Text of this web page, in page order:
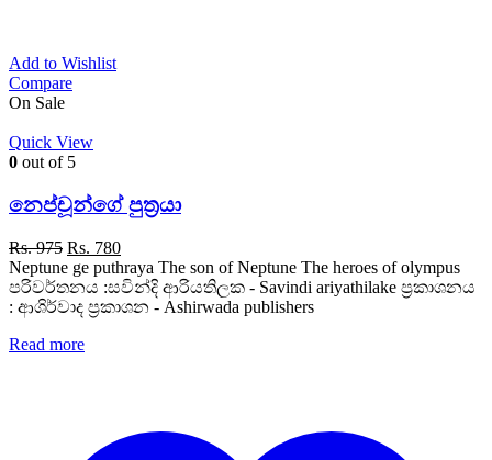
Add to Wishlist
Compare
On Sale
Quick View
0 out of 5
නෙප්චූන්ගේ පුත්‍රයා
Rs.975 Original
price
was:
Rs. 975.
Rs. 780Current
price
is:
Rs. 780.
Neptune ge puthraya The son of Neptune The heroes of olympus
පරිවර්තනය :සවින්දි ආරියතිලක - Savindi ariyathilake ප්‍රකාශනය
: ආශිර්වාද ප්‍රකාශන - Ashirwada publishers
Read more